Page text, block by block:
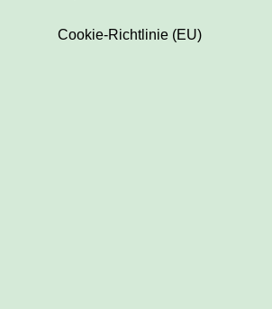
Cookie-Richtlinie (EU)